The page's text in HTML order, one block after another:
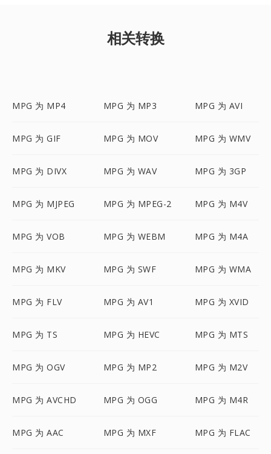
相关转换
MPG 为 MP4 MPG 为 MP3 MPG 为 AVI
MPG 为 GIF MPG 为 MOV MPG 为 WMV
MPG 为 DIVX MPG 为 WAV MPG 为 3GP
MPG 为 MJPEG MPG 为 MPEG-2 MPG 为 M4V
MPG 为 VOB MPG 为 WEBM MPG 为 M4A
MPG 为 MKV MPG 为 SWF MPG 为 WMA
MPG 为 FLV MPG 为 AV1 MPG 为 XVID
MPG 为 TS MPG 为 HEVC MPG 为 MTS
MPG 为 OGV MPG 为 MP2 MPG 为 M2V
MPG 为 AVCHD MPG 为 OGG MPG 为 M4R
MPG 为 AAC MPG 为 MXF MPG 为 FLAC